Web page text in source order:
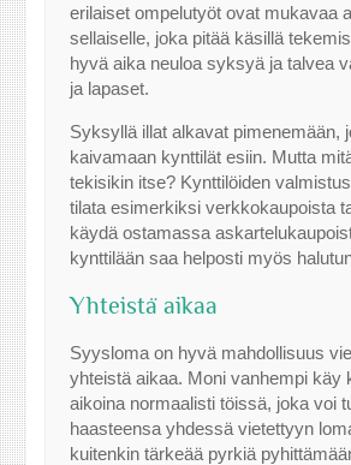
erilaiset ompelutyöt ovat mukavaa
sellaiselle, joka pitää käsillä
hyvä aika neuloa syksyä ja talvea
ja lapaset.
Syksyllä illat alkavat pimenemään,
kaivamaan kynttilät esiin. Mutta
tekisikin itse? Kynttilöiden
tilata esimerkiksi verkkokaupoista
käydä ostamassa
kynttilään saa helposti myös
Yhteistä aikaa
Syysloma on hyvä mahdollisuus
yhteistä aikaa. Moni vanhempi käy
aikoina normaalisti töissä, joka voi
haasteensa yhdessä vietettyyn
kuitenkin tärkeää pyrkiä